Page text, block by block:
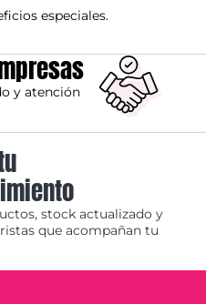
especiales.
y atención
stock actualizado y
que acompañan tu